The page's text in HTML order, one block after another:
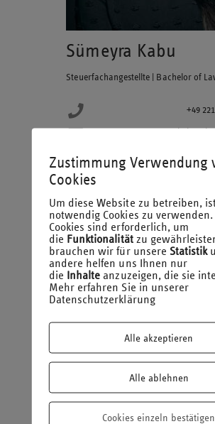
Sümeyra Kabu
Steuerfachangestellte | Bachelor of
+49
Was war der größte Moment deiner Karriere?
Was hat Dich zuletzt positiv überrascht?
Die Candy Bar in der Kanzlei.
So stelle ich mir meinen idealen Arbeitstag vor?
vorgenommen hatte.
Bei dieser Nascherei werde ich schwach?
Zustimmung Verwendung
Cookies
Um diese Website zu betreiben,
notwendig Cookies zu verwenden.
Cookies sind erforderlich, um
die Funktionalitätzu
brauchen wir für unsere Statistik
andere helfen uns Ihnen nur
die Inhalte anzuzeigen, die sie
Mehr erfahren Sie in unserer
Datenschutzerklärung
Alle akzeptieren
Alle ablehnen
Cookies einzeln bestätigen